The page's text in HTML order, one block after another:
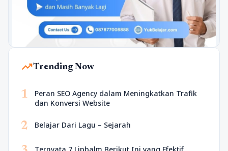
trending_upTrending Now
1
Peran SEO Agency dalam Meningkatkan Trafik
dan Konversi Website
2 Belajar Dari Lagu – Sejarah